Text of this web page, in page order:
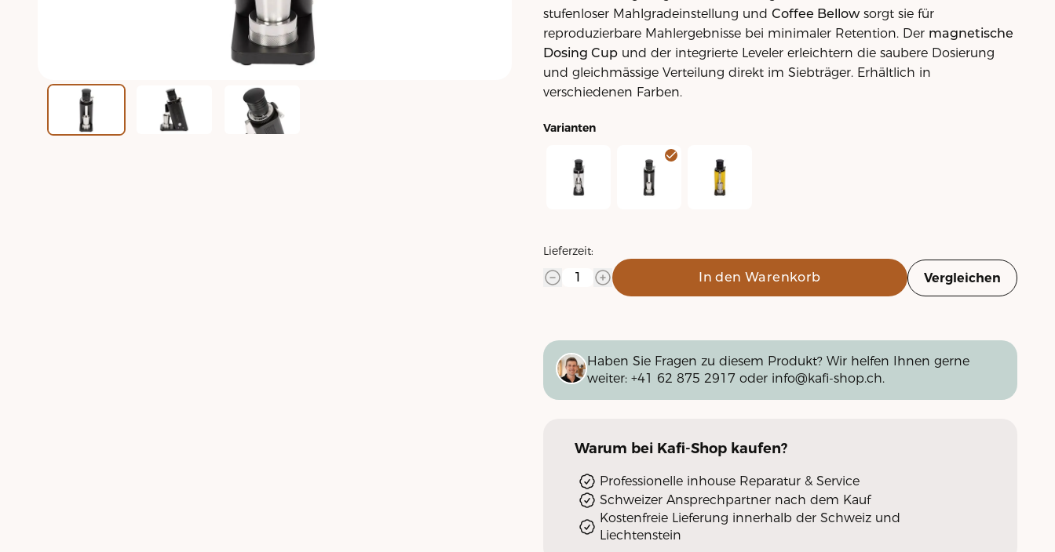
stufenloser Mahlgradeinstellung und Coffee Bellowsorgt sie für
reproduzierbare Mahlergebnisse bei minimaler Retention. Der magnetische
Dosing Cupund der integrierte Leveler erleichtern die saubere Dosierung
und gleichmässige Verteilung direkt im Siebträger. Erhältlich in
verschiedenen Farben.
Varianten
Lieferzeit:
In den Warenkorb Vergleichen
Haben Sie Fragen zu diesem Produkt? Wir helfen Ihnen gerne
weiter: +41 62 875 2917oder info@kafi-shop.ch.
Warum bei Kafi-Shopkaufen?
Professionelle inhouse Reparatur & Service
Schweizer Ansprechpartner nach dem Kauf
Kostenfreie Lieferung innerhalb der Schweiz und
Liechtenstein